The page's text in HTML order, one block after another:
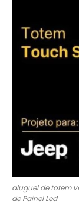
aluguel de totem
de Painel Led